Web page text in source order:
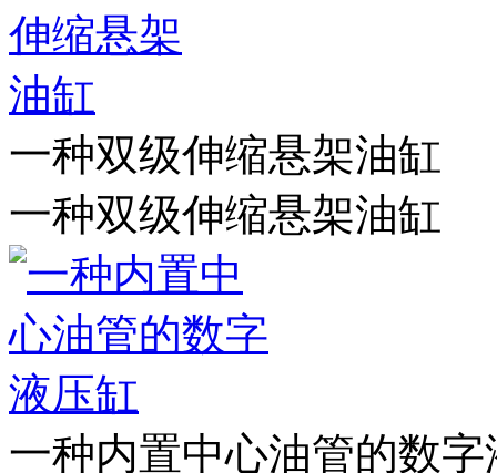
一种双级伸缩悬架油缸
一种双级伸缩悬架油缸
一种内置中心油管的数字